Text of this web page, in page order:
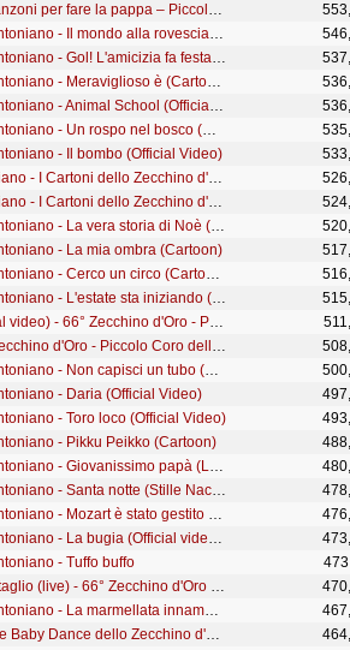
Zecchino d’oro - Canzoni per fare la pappa – Piccolo Coro dell’Antoniano
Piccolo Coro dell'Antoniano - Il mondo alla rovescia - 65° Zecchino d'oro
Piccolo Coro dell'Antoniano - Gol! L'amicizia fa festa (Official video - 67° Zecchino d'Oro)
Piccolo Coro dell'Antoniano - Meraviglioso è (Cartoon)
Piccolo Coro dell'Antoniano - Animal School (Official video - 67° Zecchino d'Oro)
Piccolo Coro dell'Antoniano - Un rospo nel bosco (Official video - 67° Zecchino d'Oro)
- Il bombo (Official Video)
Piccolo Coro Antoniano - I Cartoni dello Zecchino d'Oro - Volume 4
Piccolo Coro Antoniano - I Cartoni dello Zecchino d'Oro - Volume 2
Piccolo Coro dell'Antoniano - La vera storia di Noè (Cartoon)
- La mia ombra (Cartoon)
Piccolo Coro dell'Antoniano - Cerco un circo (Cartoon)
Piccolo Coro dell'Antoniano - L'estate sta iniziando (Official video - 67° Zecchino d'Oro)
Ciao Europa (official video) - 66° Zecchino d'Oro - Piccolo Coro dell'Antoniano
Rosso (live) - 66° Zecchino d'Oro - Piccolo Coro dell'Antoniano
Piccolo Coro dell'Antoniano - Non capisci un tubo (Official Video)
- Daria (Official Video)
- Toro loco (Official Video)
- Pikku Peikko (Cartoon)
Piccolo Coro dell'Antoniano - Giovanissimo papà (Live) - 65° Zecchino d'Oro
Piccolo Coro dell'Antoniano - Santa notte (Stille Nacht) (Cartoon)
Piccolo Coro dell'Antoniano - Mozart è stato gestito male (Cartoon) - 63° Zecchino d'Oro
Piccolo Coro dell'Antoniano - La bugia (Official video - 67° Zecchino d'Oro)
- Tuffo buffo
Ci vorrebbe un ventaglio (live) - 66° Zecchino d'Oro - Piccolo Coro dell'Antoniano
Piccolo Coro dell'Antoniano - La marmellata innamorata (Official Video)
Jingle Bell Rock - Le Baby Dance dello Zecchino d'Oro